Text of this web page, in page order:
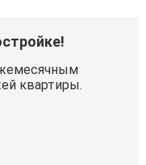
квартиры.